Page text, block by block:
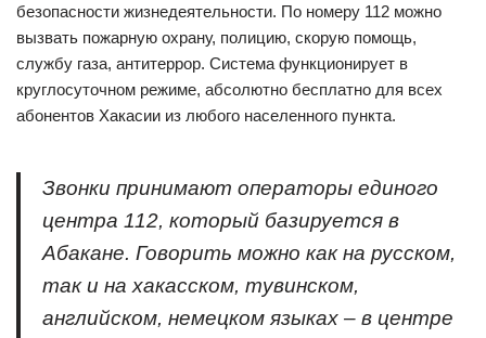
безопасности жизнедеятельности. По номеру 112 можно
вызвать пожарную охрану, полицию, скорую помощь,
службу газа, антитеррор. Система функционирует в
круглосуточном режиме, абсолютно бесплатно для всех
абонентов Хакасии из любого населенного пункта.
Звонки принимают операторы единого
центра 112, который базируется в
Абакане. Говорить можно как на русском,
так и на хакасском, тувинском,
английском, немецком языках – в центре